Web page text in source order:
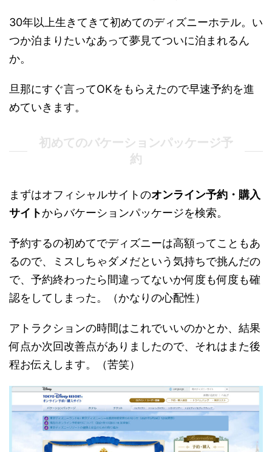
30年以上生きてきて初めてのディズニーホテル。い
つか泊まりたいなあって夢見てついに泊まれるん
か。
旦那にすぐ言ってOKをもらえたので早速予約を進
めていきます。
初めてのバケーションパッケージ予
約
まずはオフィシャルサイトのオンライン予約・購入
サイトからバケーションパッケージを検索。
予約するの初めてでディズニーは高額ってこともあ
るので、ミスしちゃダメだという気持ちで挑んだの
で、予約終わったら間違ってないか何度も何度も確
認をしてしまった。（かなりの心配性）
アトラクションの時間はこれでいいのかとか、結果
何点か次回改善点がありましたので、それはまた後
程お伝えします。（苦笑）